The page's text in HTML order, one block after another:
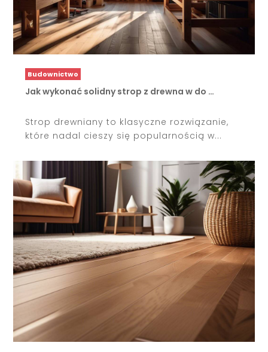
Budownictwo
Jak wykonać solidny strop z drewna w do …
Strop drewniany to klasyczne rozwiązanie,
które nadal cieszy się popularnością w...